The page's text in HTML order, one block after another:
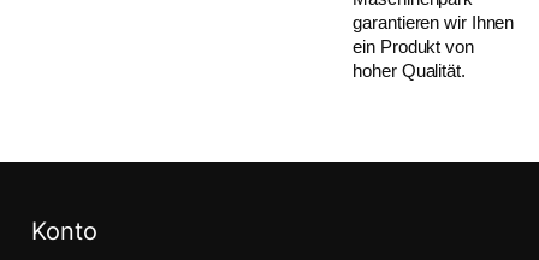
garantieren wir Ihnen
ein Produkt von
hoher Qualität.
Konto